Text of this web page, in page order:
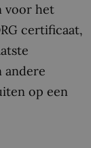
voor het
certificaat,
andere
op een